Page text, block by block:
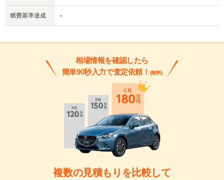
燃費基準達成 -
相場情報を確認したら
簡単90秒入力で査定依頼！ (無料)
複数の見積もりを比較して